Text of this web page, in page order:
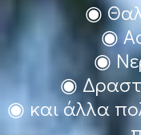
◉
◉
◉
◉
◉ και άλλα